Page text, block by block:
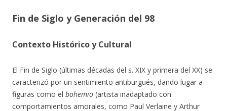
Fin de Siglo y Generación del 98
Contexto Histórico y Cultural
El Fin de Siglo (últimas décadas del s. XIX y primera del XX) se
caracterizó por un sentimiento antiburgués, dando lugar a
figuras como el bohemio (artista inadaptado con
comportamientos amorales, como Paul Verlaine y Arthur